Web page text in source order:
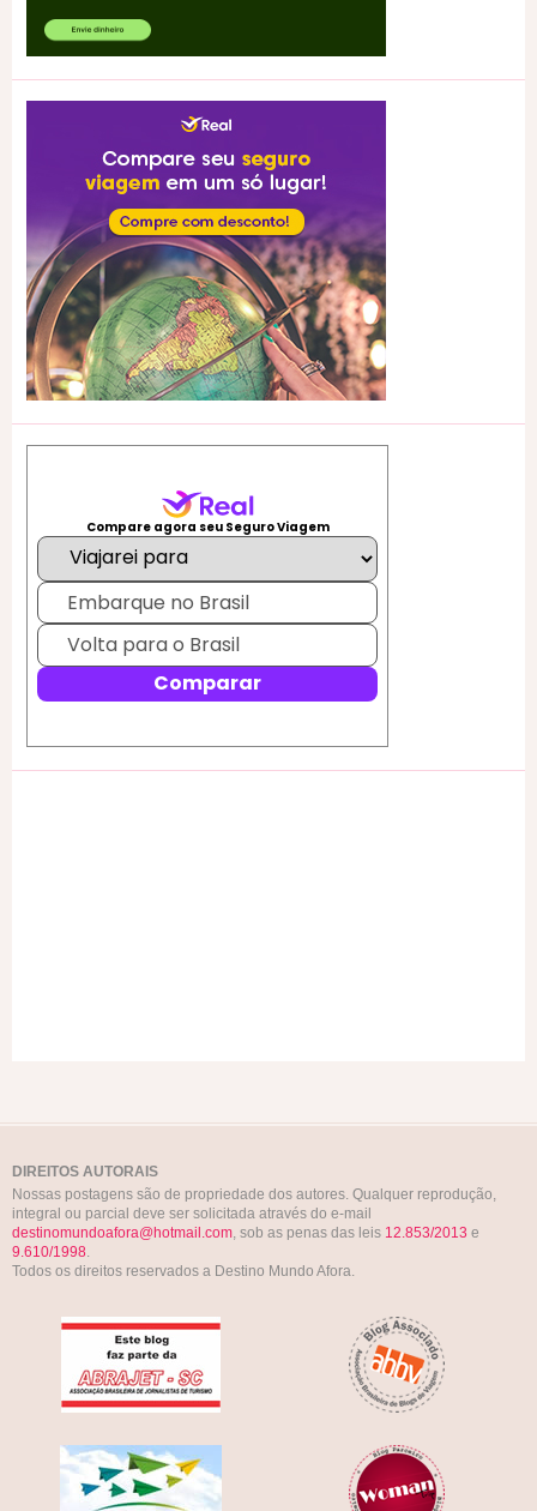
DIREITOS AUTORAIS
Nossas postagens são de propriedade dos autores. Qualquer reprodução,
integral ou parcial deve ser solicitada através do e-mail
destinomundoafora@hotmail.com, sob as penas das leis 12.853/2013 e
9.610/1998.
Todos os direitos reservados a Destino Mundo Afora.